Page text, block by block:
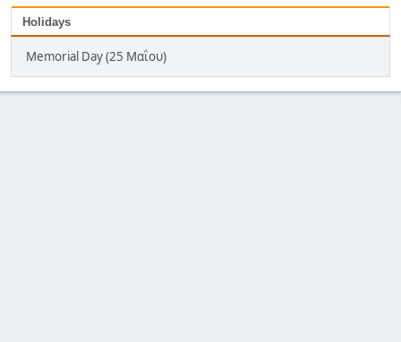
Holidays
Memorial Day (25 Μαΐου)